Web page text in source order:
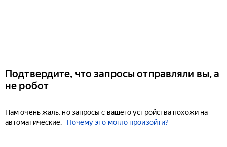
Подтвердите, что запросы отправляли вы, а
не робот
Нам очень жаль, но запросы с вашего устройства похожи на
автоматические.
Почему это могло произойти?